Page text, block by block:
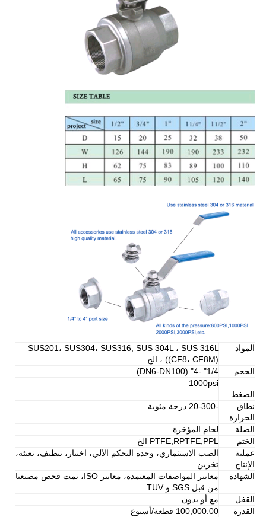
المواد
SUS201، SUS304، SUS316, SUS 304L ، SUS 316L
((CF8، CF8M) ، الخ.
الحجم
1/4" -4" (DN6-DN100)
الضغط
1000psi
نطاق
الحرارة
-20-300 درجة مئوية
الصلة
لحام المؤخرة
الختم
PTFE,RPTFE,PPL الخ
عملية
الإنتاج
الصب الاستثماري، وحدة التحكم الآلي، اختبار، تنظيف، تعبئة،
تخزين
الشهادة
معايير المواصفات المعتمدة، معايير ISO، تمت فحص مصنعنا
من قبل SGS و TUV
القفل
مع أو بدون
القدرة
100,000.00 قطعة/أسبوع